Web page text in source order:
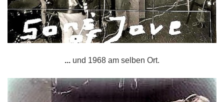
... und 1968 am selben Ort.